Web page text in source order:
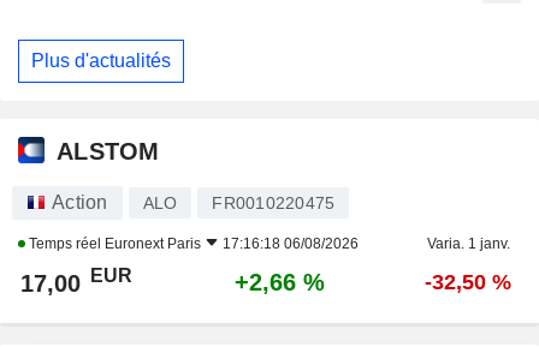
Plus d'actualités
ALSTOM
Action ALO FR0010220475
Temps réel Euronext Paris 17:16:18 06/08/2026 Varia. 1 janv.
17,00 EUR +2,66 % -32,50 %